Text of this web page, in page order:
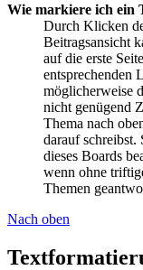
Wie markiere ich ein
Durch Klicken
Beitragsansicht
auf die erste
entsprechenden
möglicherweise
nicht genügend
Thema nach
darauf schreibst.
dieses Boards
wenn ohne
Themen
Nach oben